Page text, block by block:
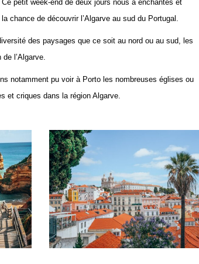
petit week-end de deux jours nous a enchantés et
chance de découvrir l’Algarve au sud du Portugal.
des paysages que ce soit au nord ou au sud, les
l’Algarve.
notamment pu voir à Porto les nombreuses églises ou
et criques dans la région Algarve.